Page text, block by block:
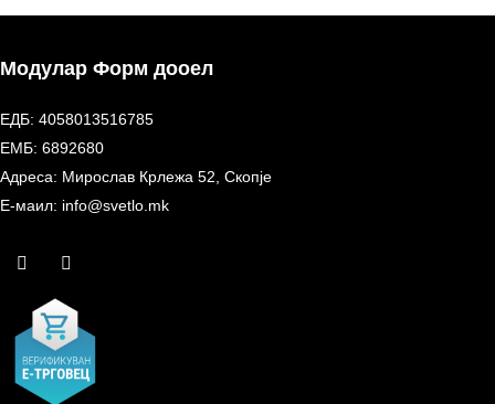
Модулар Форм дооел
ЕДБ: 4058013516785
ЕМБ: 6892680
Адреса: Мирослав Крлежа 52, Скопје
Е-маил: info@svetlo.mk